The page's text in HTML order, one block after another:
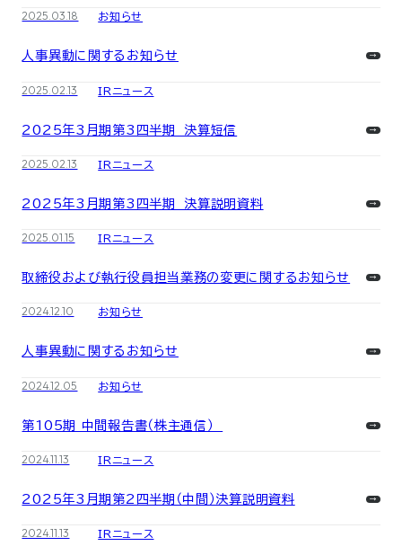
2025.03.18 お知らせ
人事異動に関するお知らせ
2025.02.13 IRニュース
2025年3月期第3四半期 決算短信
2025.02.13 IRニュース
2025年3月期第3四半期 決算説明資料
2025.01.15 IRニュース
取締役および執行役員担当業務の変更に関するお知らせ
2024.12.10 お知らせ
人事異動に関するお知らせ
2024.12.05 お知らせ
第105期 中間報告書（株主通信）
2024.11.13 IRニュース
2025年3月期第2四半期（中間）決算説明資料
2024.11.13 IRニュース